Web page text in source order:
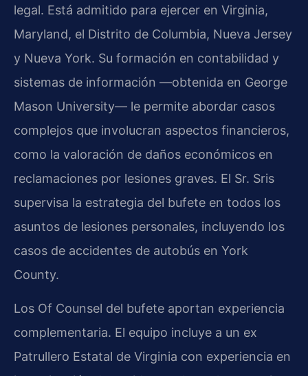
legal. Está admitido para ejercer en Virginia,
Maryland, el Distrito de Columbia, Nueva Jersey
y Nueva York. Su formación en contabilidad y
sistemas de información —obtenida en George
Mason University— le permite abordar casos
complejos que involucran aspectos financieros,
como la valoración de daños económicos en
reclamaciones por lesiones graves. El Sr. Sris
supervisa la estrategia del bufete en todos los
asuntos de lesiones personales, incluyendo los
casos de accidentes de autobús en York
County.
Los Of Counsel del bufete aportan experiencia
complementaria. El equipo incluye a un ex
Patrullero Estatal de Virginia con experiencia en